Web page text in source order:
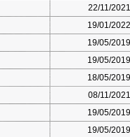
22/11/
19/01/
19/05/
19/05/
18/05/
08/11/
19/05/
19/05/